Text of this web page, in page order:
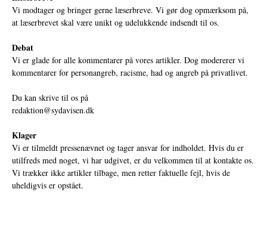
Vi modtager og bringer gerne læserbreve. Vi gør dog opmærksom på,
at læserbrevet skal være unikt og udelukkende indsendt til os.
Debat
Vi er glade for alle kommentarer på vores artikler. Dog modererer vi
kommentarer for personangreb, racisme, had og angreb på privatlivet.
Du kan skrive til os på
redaktion@sydavisen.dk
Klager
Vi er tilmeldt pressenævnet og tager ansvar for indholdet. Hvis du er
utilfreds med noget, vi har udgivet, er du velkommen til at kontakte os.
Vi trækker ikke artikler tilbage, men retter faktuelle fejl, hvis de
uheldigvis er opstået.